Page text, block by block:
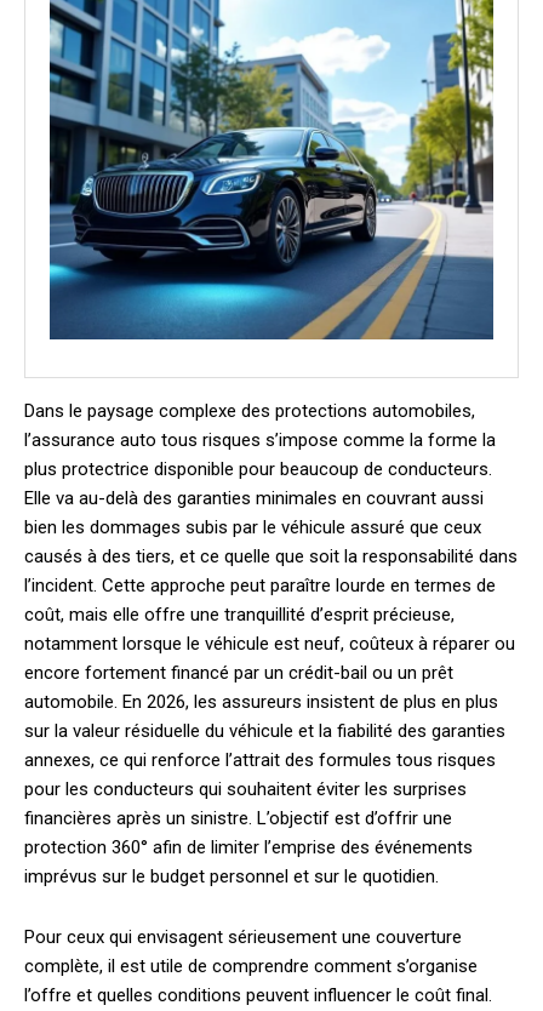
Dans le paysage complexe des protections automobiles,
l’assurance auto tous risques s’impose comme la forme la
plus protectrice disponible pour beaucoup de conducteurs.
Elle va au-delà des garanties minimales en couvrant aussi
bien les dommages subis par le véhicule assuré que ceux
causés à des tiers, et ce quelle que soit la responsabilité dans
l’incident. Cette approche peut paraître lourde en termes de
coût, mais elle offre une tranquillité d’esprit précieuse,
notamment lorsque le véhicule est neuf, coûteux à réparer ou
encore fortement financé par un crédit-bail ou un prêt
automobile. En 2026, les assureurs insistent de plus en plus
sur la valeur résiduelle du véhicule et la fiabilité des garanties
annexes, ce qui renforce l’attrait des formules tous risques
pour les conducteurs qui souhaitent éviter les surprises
financières après un sinistre. L’objectif est d’offrir une
protection 360° afin de limiter l’emprise des événements
imprévus sur le budget personnel et sur le quotidien.
Pour ceux qui envisagent sérieusement une couverture
complète, il est utile de comprendre comment s’organise
l’offre et quelles conditions peuvent influencer le coût final.